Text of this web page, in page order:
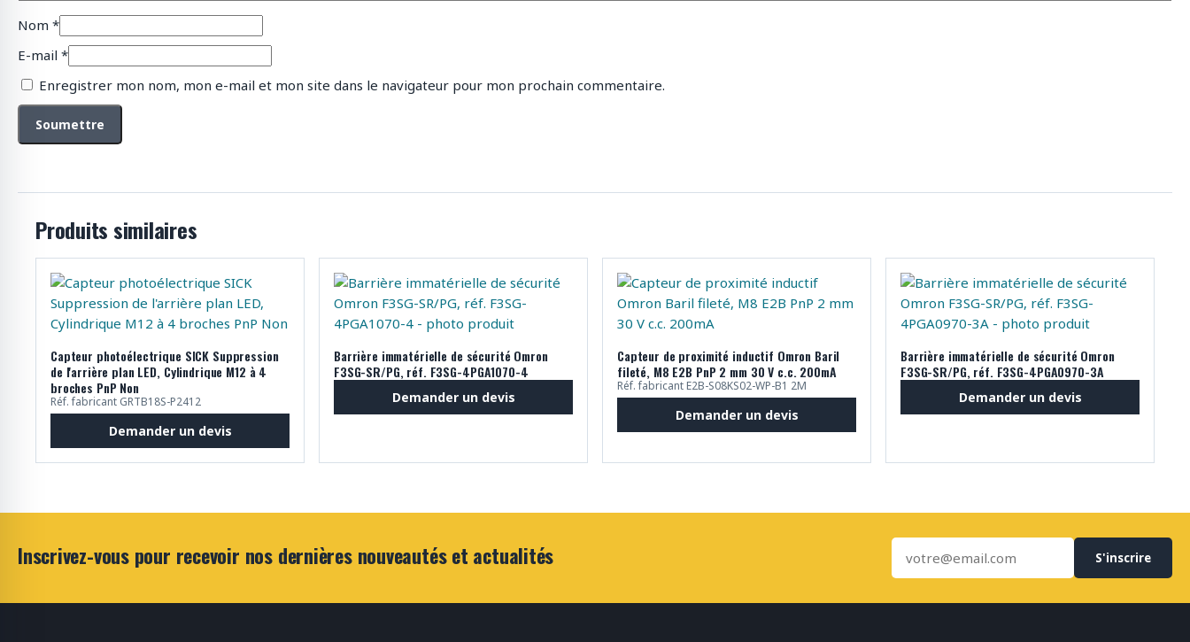
Nom *
E-mail *
Enregistrer mon nom, mon e-mail et mon site dans le navigateur pour mon prochain commentaire.
Produits similaires
Capteur photoélectrique SICK Suppression
de l'arrière plan LED, Cylindrique M12 à 4
broches PnP Non
Réf. fabricant GRTB18S-P2412
Demander un devis
Barrière immatérielle de sécurité Omron
F3SG-SR/PG, réf. F3SG-4PGA1070-4
Demander un devis
Capteur de proximité inductif Omron Baril
fileté, M8 E2B PnP 2 mm 30 V c.c. 200mA
Réf. fabricant E2B-S08KS02-WP-B1 2M
Demander un devis
Barrière immatérielle de sécurité Omron
F3SG-SR/PG, réf. F3SG-4PGA0970-3A
Demander un devis
Inscrivez-vous pour recevoir nos dernières nouveautés et actualités S'inscrire